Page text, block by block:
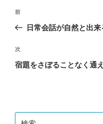
投
ナ
ビ
ゲ
ン
過
去
投
稿
前
日常会話が自然と出
次
の
次
宿題をさぼることなく通